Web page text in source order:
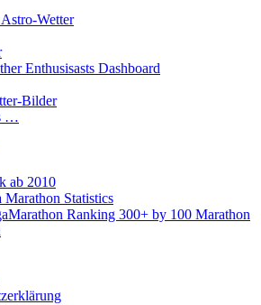
Wetter
Enthusisasts Dashboard
Bilder
…
ab 2010
Statistics
Ranking 300+ by 100 Marathon